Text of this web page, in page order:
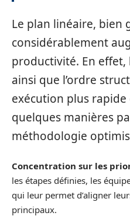
Le plan linéaire, bien
considérablement
productivité. En effet,
ainsi que l’ordre
exécution plus rapide
quelques manières
méthodologie
Concentration sur les
les étapes définies, les
qui leur permet d’aligner
principaux.